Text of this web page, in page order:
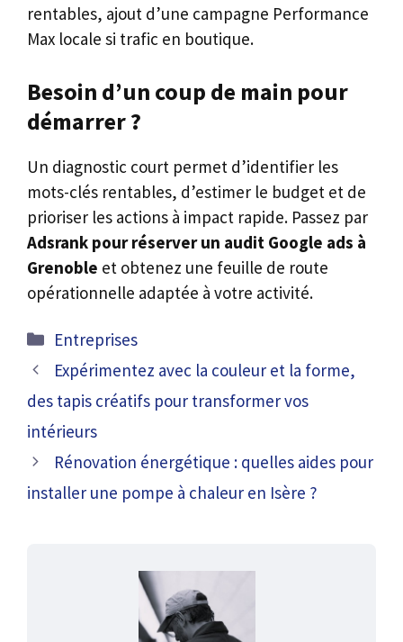
rentables, ajout d’une campagne Performance
Max locale si trafic en boutique.
Besoin d’un coup de main pour
démarrer ?
Un diagnostic court permet d’identifier les
mots-clés rentables, d’estimer le budget et de
prioriser les actions à impact rapide. Passez par
Adsrank pour réserver un audit Google ads à
Grenoble et obtenez une feuille de route
opérationnelle adaptée à votre activité.
Catégories
Entreprises
Expérimentez avec la couleur et la forme,
des tapis créatifs pour transformer vos
intérieurs
Rénovation énergétique : quelles aides pour
installer une pompe à chaleur en Isère ?